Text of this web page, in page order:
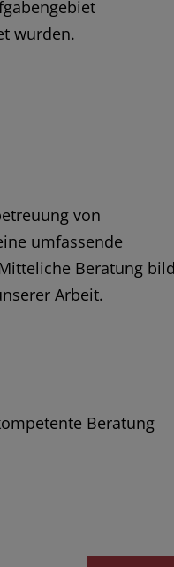
wurden.
von
umfassende
Beratung
Arbeit.
Beratung